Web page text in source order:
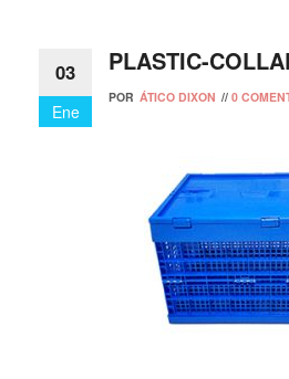
03
Ene
PLASTIC-
POR ÁTICO DIXON // 0